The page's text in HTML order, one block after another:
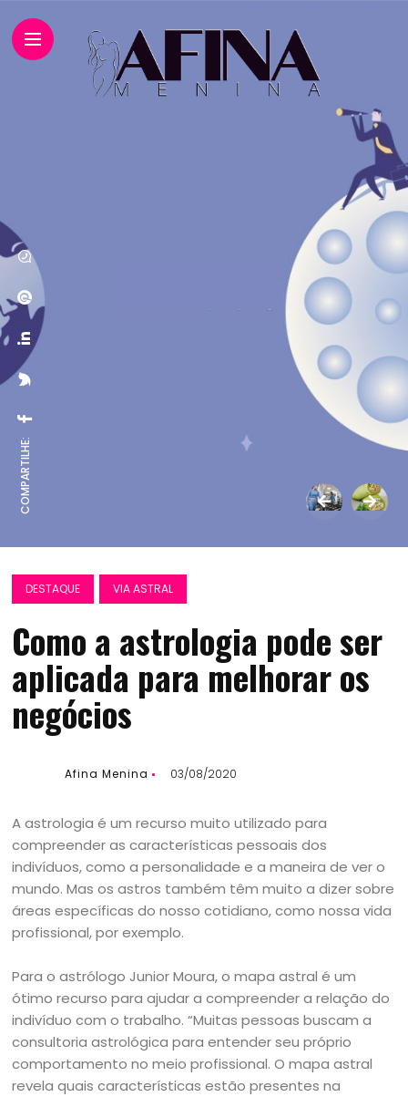
COMPARTILHE:
DESTAQUE VIA ASTRAL
Como a astrologia pode ser
aplicada para melhorar os
negócios
Afina Menina 03/08/2020
A astrologia é um recurso muito utilizado para
compreender as características pessoais dos
indivíduos, como a personalidade e a maneira de ver o
mundo. Mas os astros também têm muito a dizer sobre
áreas específicas do nosso cotidiano, como nossa vida
profissional, por exemplo.
Para o astrólogo Junior Moura, o mapa astral é um
ótimo recurso para ajudar a compreender a relação do
indivíduo com o trabalho. “Muitas pessoas buscam a
consultoria astrológica para entender seu próprio
comportamento no meio profissional. O mapa astral
revela quais características estão presentes na